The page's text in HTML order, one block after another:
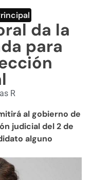
da la
para
R
al gobierno de
judicial del 2 de
alguno